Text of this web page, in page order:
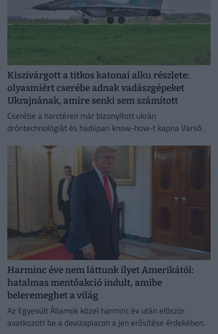
Kiszivárgott a titkos katonai alku részlete:
olyasmiért cserébe adnak vadászgépeket
Ukrajnának, amire senki sem számított
Cserébe a harctéren már bizonyított ukrán
dróntechnológiát és hadiipari know-how-t kapna Varsó.
Harminc éve nem láttunk ilyet Amerikától:
hatalmas mentőakció indult, amibe
beleremeghet a világ
Az Egyesült Államok közel harminc év után először
avatkozott be a devizapiacon a jen erősítése érdekében.